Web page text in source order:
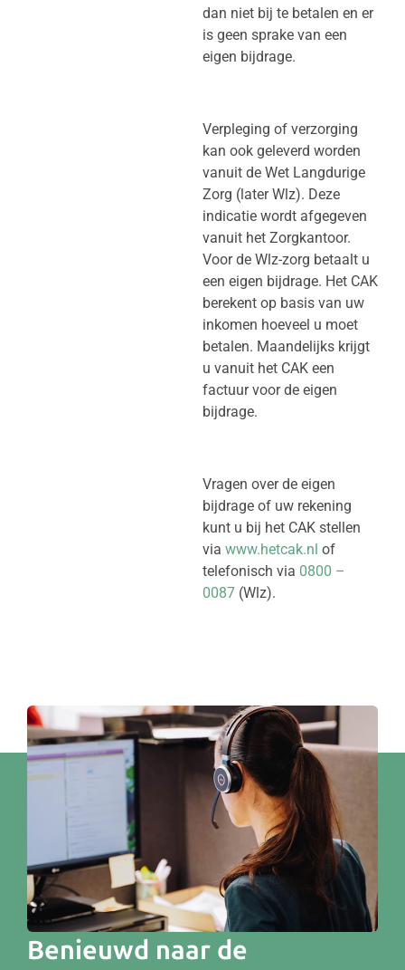
dan niet bij te betalen en er
is geen sprake van een
eigen bijdrage.
Verpleging of verzorging
kan ook geleverd worden
vanuit de Wet Langdurige
Zorg (later Wlz). Deze
indicatie wordt afgegeven
vanuit het Zorgkantoor.
Voor de Wlz-zorg betaalt u
een eigen bijdrage. Het CAK
berekent op basis van uw
inkomen hoeveel u moet
betalen. Maandelijks krijgt
u vanuit het CAK een
factuur voor de eigen
bijdrage.
Vragen over de eigen
bijdrage of uw rekening
kunt u bij het CAK stellen
via www.hetcak.nl of
telefonisch via 0800 –
0087 (Wlz).
Benieuwd naar de